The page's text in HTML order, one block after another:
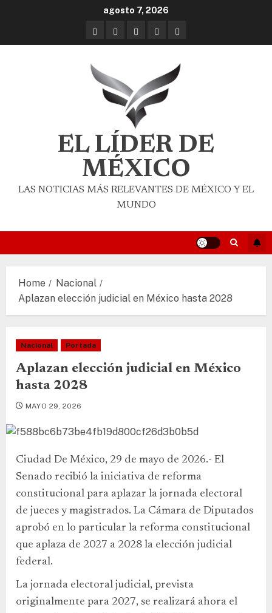
agosto 7, 2026
EL LÍDER DE
MÉXICO
LAS NOTICIAS MÁS RELEVANTES DE MÉXICO Y EL
MUNDO
Home
Nacional
Aplazan elección judicial en México hasta 2028
Nacional Portada
Aplazan elección judicial en México
hasta 2028
MAYO 29, 2026
Ciudad De México, 29 de mayo de 2026.- El
Senado recibió la iniciativa de reforma
constitucional para aplazar la jornada electoral
de jueces y magistrados. La Cámara de Diputados
aprobó en lo particular la reforma constitucional
que aplaza de 2027 a 2028 la elección judicial
federal.
La jornada electoral judicial, prevista
originalmente para 2027, se realizará ahora el